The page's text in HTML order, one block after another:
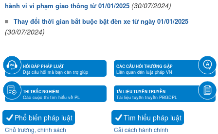
hành vi vi phạm giao thông từ 01/01/2025 (30/07/2024)
Thay đổi thời gian bắt buộc bật đèn xe từ ngày 01/01/2025
(30/07/2024)
HỎI ĐÁP PHÁP LUẬT
Đặt câu hỏi mà bạn cần trợ giúp
CÁC CÂU HỎI THƯỜNG GẶP
Liên quan đến luật pháp VN
THI TRẮC NGHIỆM
Các cuộc thi tìm hiểu về PL
TÀI LIỆU TUYÊN TRUYỀN
Tài liệu tuyên truyền PBGDPL
Phổ biến pháp luật
Chủ trương, chính sách
Tìm hiểu pháp luật
Cải cách hành chính